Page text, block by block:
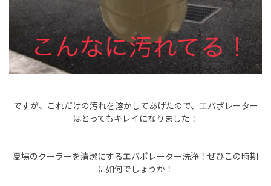
ですが、これだけの汚れを溶かしてあげたので、エバポレーター
はとってもキレイになりました！
夏場のクーラーを清潔にするエバポレーター洗浄！ぜひこの時期
に如何でしょうか！